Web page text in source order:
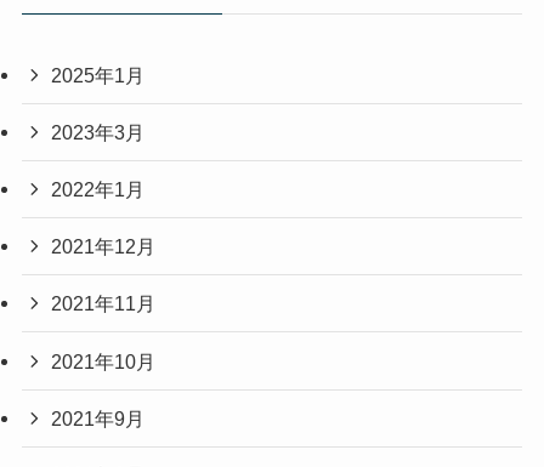
2025年1月
2023年3月
2022年1月
2021年12月
2021年11月
2021年10月
2021年9月